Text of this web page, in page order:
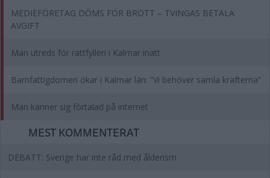
MEDIEFÖRETAG DÖMS FÖR BROTT – TVINGAS BETALA
AVGIFT
Man utreds för rattfylleri i Kalmar inatt
Barnfattigdomen ökar i Kalmar län: ”Vi behöver samla krafterna”
Man känner sig förtalad på internet
MEST KOMMENTERAT
DEBATT: Sverige har inte råd med ålderism